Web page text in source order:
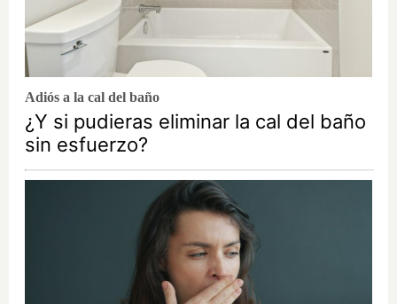
Adiós a la cal del baño
¿Y si pudieras eliminar la cal del baño
sin esfuerzo?